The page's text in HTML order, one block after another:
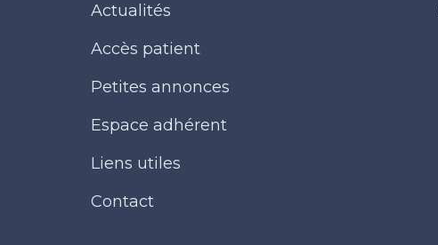
Actualités
Accès patient
Petites annonces
Espace adhérent
Liens utiles
Contact